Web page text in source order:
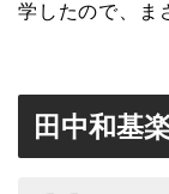
学したので、ま
田中和基